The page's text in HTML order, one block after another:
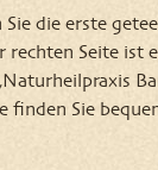
die erste
rechten Seite ist
finden Sie